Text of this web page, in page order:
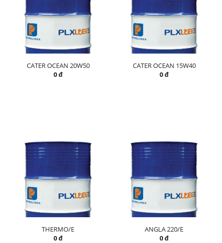
CATER OCEAN 20W50
0 đ
CATER OCEAN 15W40
0 đ
THERMO/E
0 đ
ANGLA 220/E
0 đ